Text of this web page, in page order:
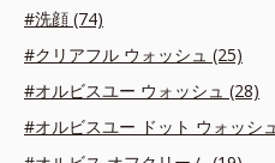
#洗顔 (74)
#クリアフル ウォッシュ (25)
#オルビスユー ウォッシュ (28)
#オルビスユー ドット ウォッシ